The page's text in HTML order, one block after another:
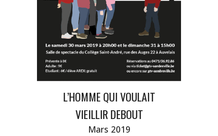
L’HOMME QUI VOULAIT
VIEILLIR DEBOUT
Mars 2019